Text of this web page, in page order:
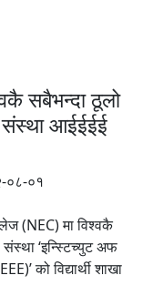
सबैभन्दा ठूलो
संस्था आईईईई
०८-०१
(NEC) मा विश्वकै
संस्था ‘इन्स्टिच्युट अफ
को विद्यार्थी शाखा